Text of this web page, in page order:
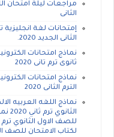
مراجعات ليلة امتحان
الثانى
إمتحانات لغة انجليزية
الثانى الجديد 2020.
نماذج امتحانات
ثانوى ترم تانى 2020
نماذج امتحانات
الترم الثانى 2020
نماذج اللغه العربيه